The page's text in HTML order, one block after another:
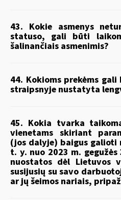
43. Kokie asmenys
statuso, gali būti
šalinančiais asmenimis?
44. Kokioms prekėms
straipsnyje nustatyta
45. Kokia tvarka
vienetams skiriant
(jos dalyje) baigus galioti
t. y. nuo 2023 m.
nuostatos dėl Lietuvos
susijusių su savo
ar jų šeimos nariais,